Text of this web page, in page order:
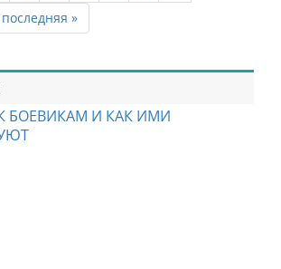
последняя »
БОЕВИКАМ И КАК ИМИ